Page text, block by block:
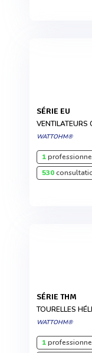
SÉRIE EU
VENTILATEURS
WATTOHM®
1
530
SÉRIE THM
TOURELLES
WATTOHM®
1